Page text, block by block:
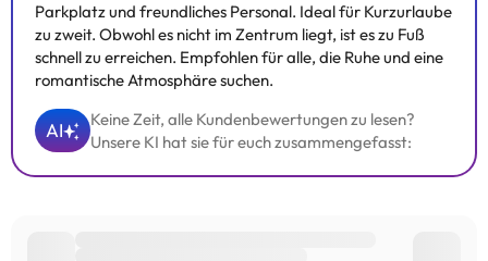
Parkplatz und freundliches Personal. Ideal für Kurzurlaube
zu zweit. Obwohl es nicht im Zentrum liegt, ist es zu Fuß
schnell zu erreichen. Empfohlen für alle, die Ruhe und eine
romantische Atmosphäre suchen.
AI
Keine Zeit, alle Kundenbewertungen zu lesen?
Unsere KI hat sie für euch zusammengefasst: